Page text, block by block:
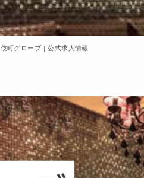
町グローブ｜公式求人情報